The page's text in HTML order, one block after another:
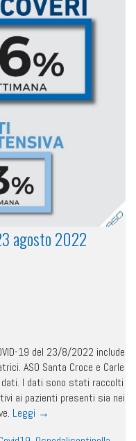
agosto 2022
19 del 23/8/2022 include
ASO Santa Croce e Carle
dati. I dati sono stati raccolti
ai pazienti presenti sia nei
Leggi →